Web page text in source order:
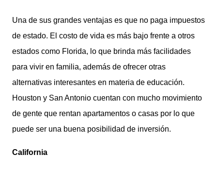
Una de sus grandes ventajas es que no paga impuestos
de estado. El costo de vida es más bajo frente a otros
estados como Florida, lo que brinda más facilidades
para vivir en familia, además de ofrecer otras
alternativas interesantes en materia de educación.
Houston y San Antonio cuentan con mucho movimiento
de gente que rentan apartamentos o casas por lo que
puede ser una buena posibilidad de inversión.
California